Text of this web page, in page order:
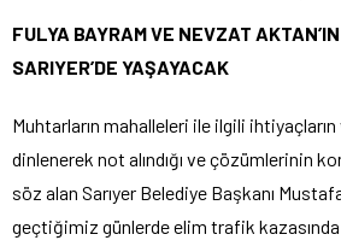
FULYA BAYRAM VE NEVZAT
SARIYER’DE YAŞAYACAK
Muhtarların mahalleleri ile ilgili
dinlenerek not alındığı ve çözümlerinin
söz alan Sarıyer Belediye Başkanı
geçtiğimiz günlerde elim trafik kazasında